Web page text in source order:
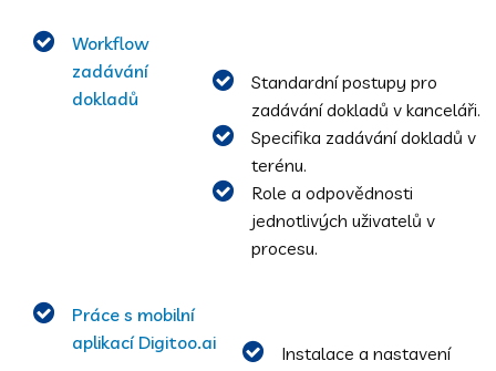
Workflow
zadávání
dokladů
Standardní postupy pro
zadávání dokladů v kanceláři.
Specifika zadávání dokladů v
terénu.
Role a odpovědnosti
jednotlivých uživatelů v
procesu.
Práce s mobilní
aplikací Digitoo.ai
Instalace a nastavení